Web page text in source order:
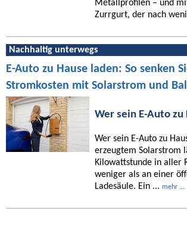
Metallprofilen – und
Zurrgurt, der nach
Nachhaltig unterwegs
E-Auto zu Hause laden: So senken
Stromkosten mit Solarstrom und
Wer sein E-Auto zu
Wer sein E-Auto zu
erzeugtem Solarstrom
Kilowattstunde in aller
weniger als an einer
Ladesäule. Ein ... mehr ...